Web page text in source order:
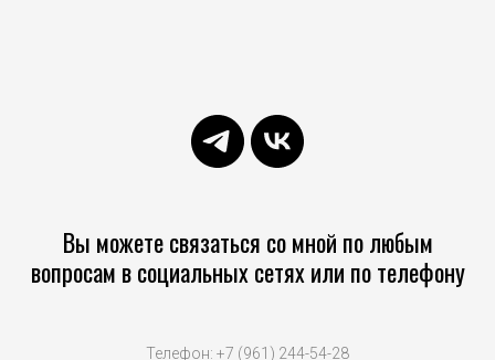
Вы можете связаться со мной по любым
вопросам в социальных сетях или по телефону
Телефон: +7 (961) 244-54-28